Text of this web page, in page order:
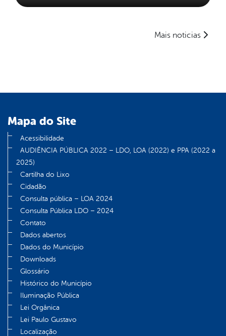
Mais noticias
Mapa do Site
Acessibilidade
AUDIÊNCIA PÚBLICA 2022 – LDO, LOA (2022) e PPA (2022 a
2025)
Cartilha do Lixo
Cidadão
Consulta pública – LOA 2024
Consulta Pública LDO – 2024
Contato
Dados abertos
Dados do Município
Downloads
Glossário
Histórico do Município
Iluminação Pública
Lei Orgânica
Lei Paulo Gustavo
Localização